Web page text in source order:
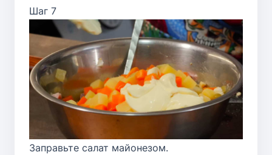
Шаг 7
Заправьте салат майонезом.